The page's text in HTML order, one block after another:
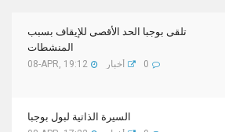
تلقى بوجبا الحد الأقصى للإيقاف بسبب
المنشطات
08-APR, 19:12 أخبار 0
السيرة الذاتية لبول بوجبا